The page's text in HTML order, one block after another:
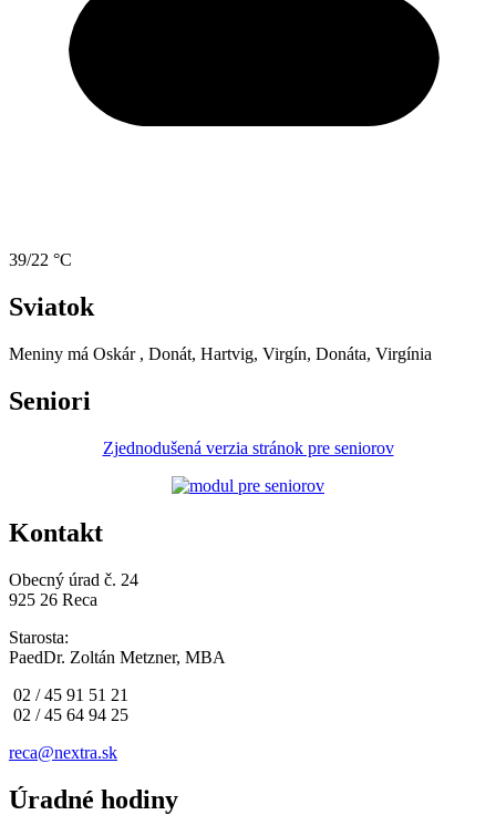
39/22 °C
Sviatok
Meniny má Oskár , Donát, Hartvig, Virgín, Donáta, Virgínia
Seniori
Zjednodušená verzia stránok pre seniorov
Kontakt
Obecný úrad č. 24
925 26 Reca
Starosta:
PaedDr. Zoltán Metzner, MBA
02 / 45 91 51 21
02 / 45 64 94 25
reca@nextra.sk
Úradné hodiny